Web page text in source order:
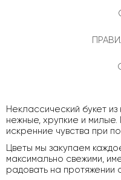
Неклассический букет
нежные, хрупкие и
искренние чувства при
Цветы мы закупаем
максимально свежими,
радовать на протяжении